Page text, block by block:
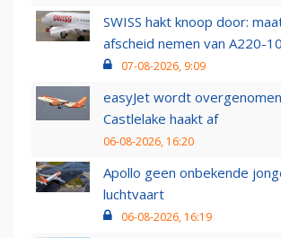
SWISS hakt knoop door:
afscheid nemen van A220-
07-08-2026, 9:09
easyJet wordt
Castlelake haakt af
06-08-2026, 16:20
Apollo geen onbekende
luchtvaart
06-08-2026, 16:19